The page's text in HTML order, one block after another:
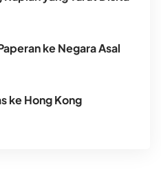
ke Negara Asal
ke Hong Kong